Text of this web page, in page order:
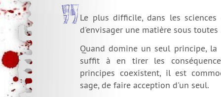
Le plus difficile, dans les sciences
d'envisager une matière sous toutes
Quand domine un seul principe,
suffit à en tirer les
principes coexistent, il est
sage, de faire acception d'un seul.